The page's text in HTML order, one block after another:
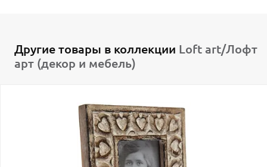
Другие товары в коллекции Loft art/Лофт
арт (декор и мебель)